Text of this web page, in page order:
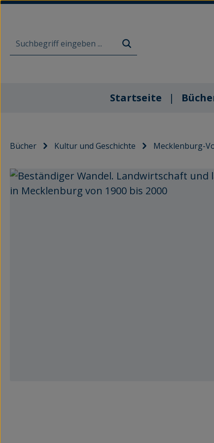
Startseite
Bücher Kultur und Geschichte Mecklenburg-
Bildergalerie überspringen